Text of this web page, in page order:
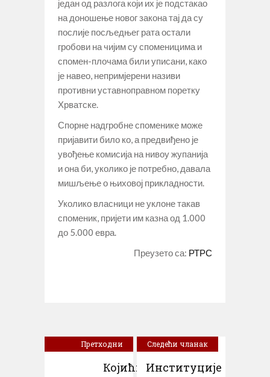
један од разлога који их је подстакао
на доношење новог закона тај да су
послије посљедњег рата остали
гробови на чијим су споменицима и
спомен-плочама били уписани, како
је навео, непримјерени називи
противни уставноправном поретку
Хрватске.
Спорне надгробне споменике може
пријавити било ко, а предвиђено је
увођење комисија на нивоу жупанија
и она би, уколико је потребно, давала
мишљење о њиховој прикладности.
Уколико власници не уклоне такав
споменик, пријети им казна од 1.000
до 5.000 евра.
Преузето са: РТРС
Претходни
Којић:
Следећи чланак
Институције